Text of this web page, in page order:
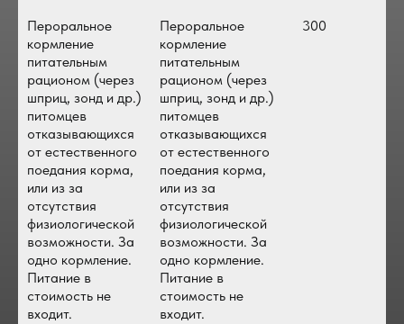
Пероральное
кормление
питательным
рационом (через
шприц, зонд и др.)
питомцев
отказывающихся
от естественного
поедания корма,
или из за
отсутствия
физиологической
возможности. За
одно кормление.
Питание в
стоимость не
входит.
Пероральное
кормление
питательным
рационом (через
шприц, зонд и др.)
питомцев
отказывающихся
от естественного
поедания корма,
или из за
отсутствия
физиологической
возможности. За
одно кормление.
Питание в
стоимость не
входит.
300